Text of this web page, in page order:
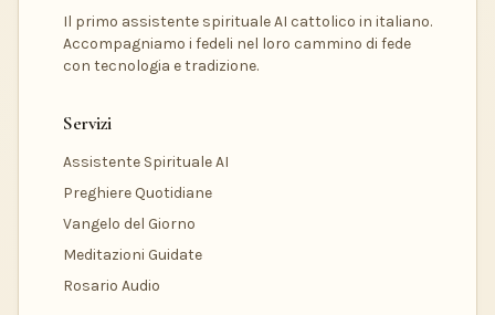
Il primo assistente spirituale AI cattolico in italiano.
Accompagniamo i fedeli nel loro cammino di fede
con tecnologia e tradizione.
Servizi
Assistente Spirituale AI
Preghiere Quotidiane
Vangelo del Giorno
Meditazioni Guidate
Rosario Audio